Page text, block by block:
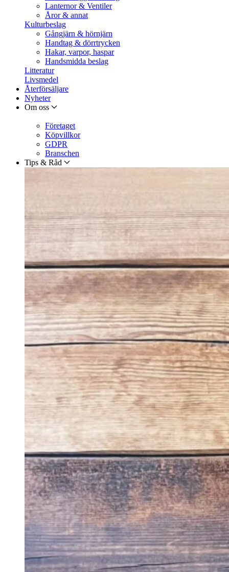
Lanternor & Ventiler
Åror & annat
Kulturbeslag
Gångjärn & hörnjärn
Handtag & dörrtrycken
Hakar, varpor, haspar
Handsmidda beslag
Litteratur
Livsmedel
Återförsäljare
Nyheter
Om oss
Företaget
Köpvillkor
GDPR
Branschen
Tips & Råd